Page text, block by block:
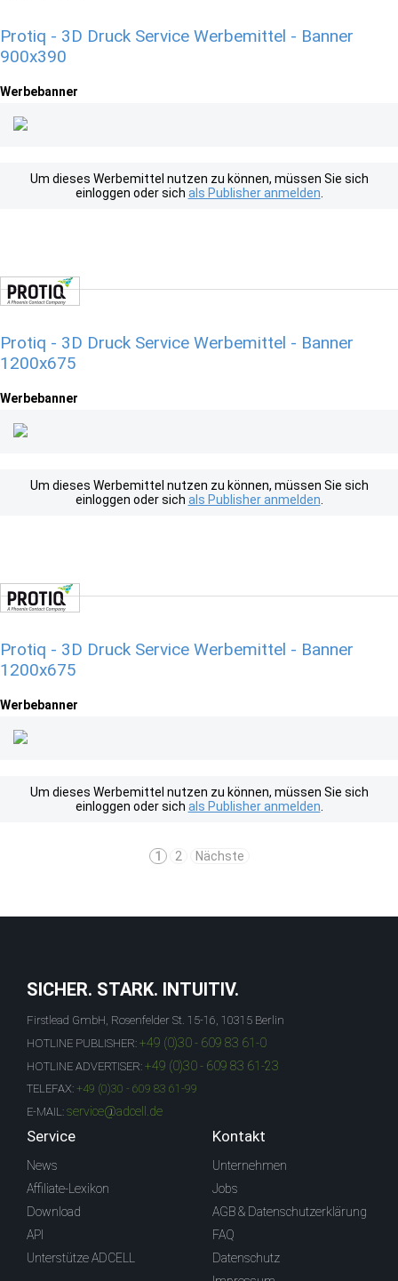
Protiq - 3D Druck Service Werbemittel - Banner
900x390
Werbebanner
Um dieses Werbemittel nutzen zu können, müssen Sie sich
einloggen oder sich als Publisher anmelden
Protiq - 3D Druck Service Werbemittel - Banner
1200x675
Werbebanner
Um dieses Werbemittel nutzen zu können, müssen Sie sich
einloggen oder sich als Publisher anmelden
Protiq - 3D Druck Service Werbemittel - Banner
1200x675
Werbebanner
Um dieses Werbemittel nutzen zu können, müssen Sie sich
einloggen oder sich als Publisher anmelden
1 2 Nächste
SICHER. STARK. INTUITIV.
Firstlead GmbH, Rosenfelder St. 15-16, 10315 Berlin
HOTLINE PUBLISHER: +49 (0)30 - 609 83 61-0
HOTLINE ADVERTISER: +49 (0)30 - 609 83 61-23
TELEFAX: +49 (0)30 - 609 83 61-99
E-MAIL: service@adcell.de
Service
News
Affiliate-Lexikon
Download
API
Unterstütze ADCELL
Kontakt
Unternehmen
Jobs
AGB & Datenschutzerklärung
FAQ
Datenschutz